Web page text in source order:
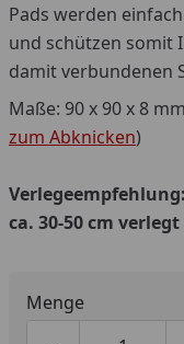
Pads werden
und schützen somit
damit verbundenen
Maße: 90 x 90 x 8
zum Abknicken)
ca. 30-50 cm
Menge